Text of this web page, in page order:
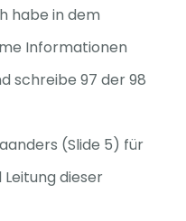
habe in dem
Informationen
schreibe 97 der 98
(Slide 5) für
dieser